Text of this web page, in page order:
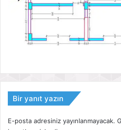
Bir yanıt yazın
E-posta adresiniz yayınlanmayacak.